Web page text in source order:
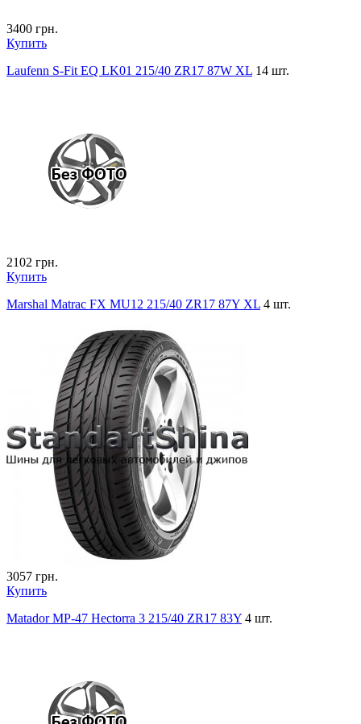
3400 грн.
Купить
Laufenn S-Fit EQ LK01 215/40 ZR17 87W XL 14 шт.
2102 грн.
Купить
Marshal Matrac FX MU12 215/40 ZR17 87Y XL 4 шт.
3057 грн.
Купить
Matador MP-47 Hectorra 3 215/40 ZR17 83Y 4 шт.